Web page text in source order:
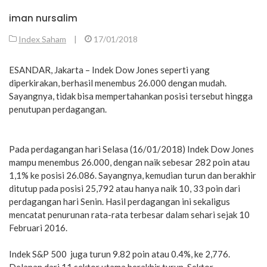
iman nursalim
Index Saham | 17/01/2018
ESANDAR, Jakarta – Indek Dow Jones seperti yang
diperkirakan, berhasil menembus 26.000 dengan mudah.
Sayangnya, tidak bisa mempertahankan posisi tersebut hingga
penutupan perdagangan.
Pada perdagangan hari Selasa (16/01/2018) Indek Dow Jones
mampu menembus 26.000, dengan naik sebesar 282 poin atau
1,1% ke posisi 26.086. Sayangnya, kemudian turun dan berakhir
ditutup pada posisi 25,792 atau hanya naik 10, 33 poin dari
perdagangan hari Senin. Hasil perdagangan ini sekaligus
mencatat penurunan rata-rata terbesar dalam sehari sejak 10
Februari 2016.
Indek S&P 500 juga turun 9.82 poin atau 0.4%, ke 2,776.